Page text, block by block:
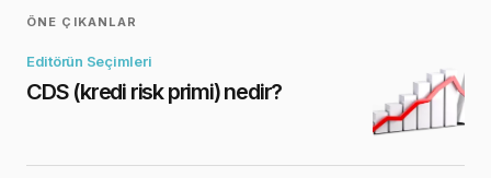
ÖNE ÇIKANLAR
Editörün Seçimleri
CDS (kredi risk primi) nedir?